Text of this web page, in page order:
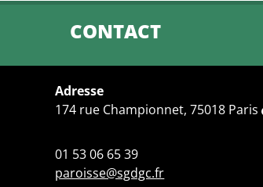
CONTACT
Adresse
174 rue Championnet, 75018 Paris
01 53 06 65 39
paroisse@sgdgc.fr